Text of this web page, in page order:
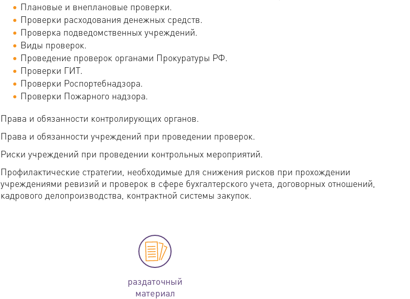
Плановые и внеплановые проверки.
Проверки расходования денежных средств.
Проверка подведомственных учреждений.
Виды проверок.
Проведение проверок органами Прокуратуры РФ.
Проверки ГИТ.
Проверки Роспортебнадзора.
Проверки Пожарного надзора.
Права и обязанности контролирующих органов.
Права и обязанности учреждений при проведении проверок.
Риски учреждений при проведении контрольных мероприятий.
Профилактические стратегии, необходимые для снижения рисков при прохождении
учреждениями ревизий и проверок в сфере бухгалтерского учета, договорных отношений,
кадрового делопроизводства, контрактной системы закупок.
раздаточный
материал